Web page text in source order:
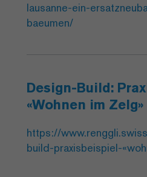
lausanne-ein-
baeumen/
Design-Build:
«Wohnen im Zelg»
https://
build-praxisbeispiel-